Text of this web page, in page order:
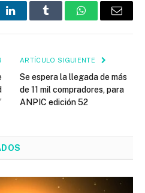
LinkedInTumblr WhatsAppEmail
ARTÍCULO SIGUIENTE
Se espera la llegada de más
de 11 mil compradores, para
ANPIC edición 52